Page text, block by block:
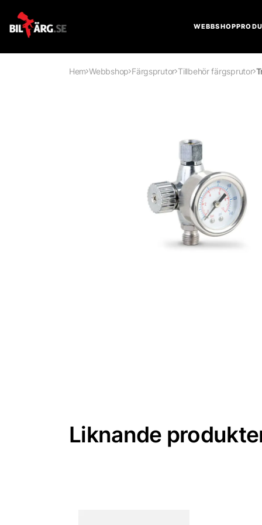
WEBBSHOP
Hem Webbshop Färgsprutor Tillbehör färgsprutor
Liknande